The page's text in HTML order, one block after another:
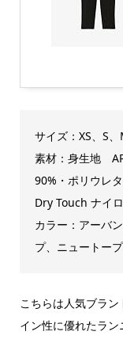
サイズ：XS、S
素材：身生地
90%・ポリウレ
Dry Touch ナイ
カラー：アーバ
プ、ニュートープ
こちらは人気ブラ
イン性に優れたラン